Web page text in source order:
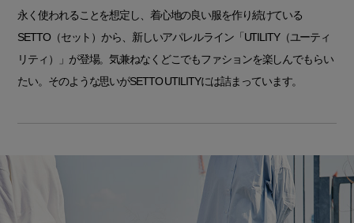
永く使われることを想定し、着心地の良い服を作り続けている
SETTO（セット）から、新しいアパレルライン「UTILITY（ユーティ
リティ）」が登場。気兼ねなくどこでもファションを楽しんでもらい
たい。そのような思いがSETTO UTILITYには詰まっています。